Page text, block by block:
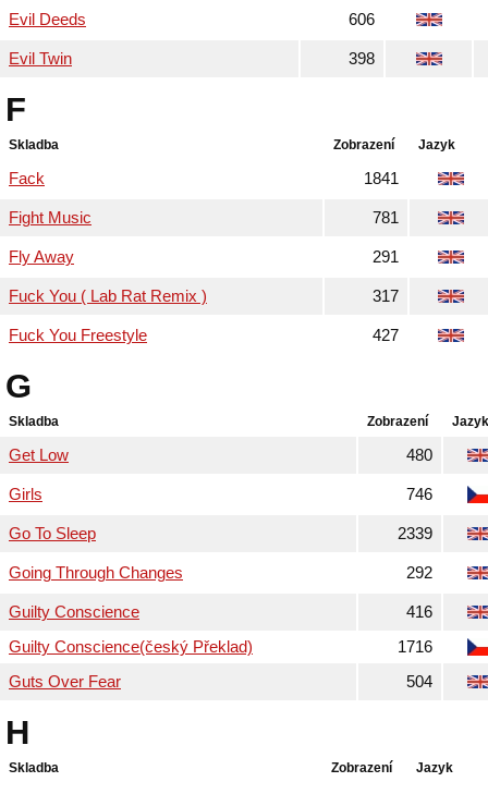
Evil Deeds 606
Evil Twin 398
F
Skladba Zobrazení Jazyk
Fack 1841
Fight Music 781
Fly Away 291
Fuck You ( Lab Rat Remix ) 317
Fuck You Freestyle 427
G
Skladba Zobrazení Jazyk
Get Low 480
Girls 746
Go To Sleep 2339
Going Through Changes 292
Guilty Conscience
416
Guilty Conscience(český Překlad)
1716
Guts Over Fear
504
H
Skladba Zobrazení Jazyk